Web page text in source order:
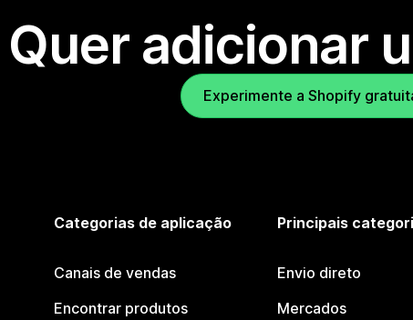
Quer adicionar
Experimente a Shopify
Categorias de aplicação
Canais de vendas
Encontrar produtos
Principais
Envio direto
Mercados